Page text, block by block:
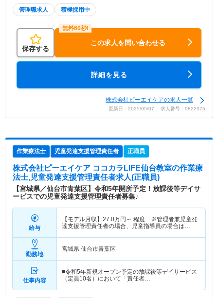
管理職求人 積極採用中
保存する
この求人を問い合わせる
詳細を見る
株式会社ピーエイケアの求人一覧
更新日：2025/05/07 求人番号：9822975
作業療法士 児童発達支援管理責任者 正職員
株式会社ピーエイケア ココカラLIFE仙台教室の作業療
法士,児童発達支援管理責任者求人(正職員)
【宮城県／仙台市青葉区】令和5年開所予定！放課後等デイサ
ービスでの児童発達支援管理責任者募集♪
給与
【モデル月収】 27.0万円～ 程度 ※管理者兼児童発
達支援管理責任者の場合、児童指導員の場合は
勤務地
宮城県 仙台市青葉区
仕事内容
■令和5年新規オープン予定の放課後等デイサービス
（定員10名）において「責任者…